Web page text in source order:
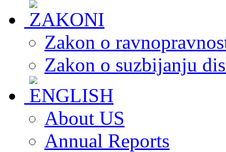
Zakon o
Zakon o suzbijanju
About US
Annual Reports